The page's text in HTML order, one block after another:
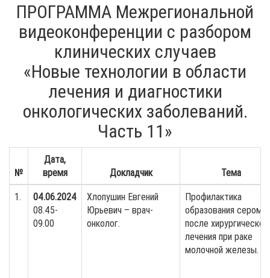
ПРОГРАММА Межрегиональной
видеоконференции с разбором
клинических случаев
«Новые технологии в области
лечения и диагностики
онкологических заболеваний.
Часть 11»
№
Дата,
время
Докладчик
Тема
1.
04.06.2024
08.45-
09.00
Хлопушин Евгений
Юрьевич – врач-
онколог.
Профилактика
образования сером
после
лечения при раке
молочной железы.